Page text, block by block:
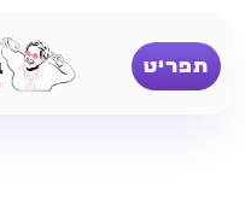
תפריט